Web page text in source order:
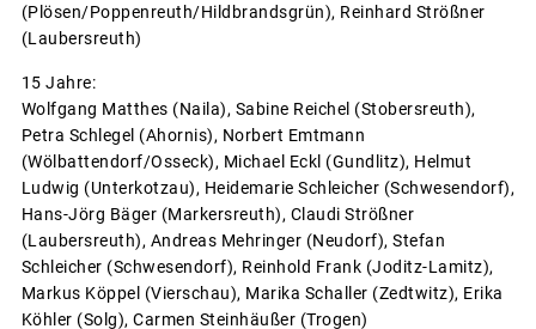
(Plösen/Poppenreuth/Hildbrandsgrün), Reinhard Strößner
(Laubersreuth)
15 Jahre:
Wolfgang Matthes (Naila), Sabine Reichel (Stobersreuth),
Petra Schlegel (Ahornis), Norbert Emtmann
(Wölbattendorf/Osseck), Michael Eckl (Gundlitz), Helmut
Ludwig (Unterkotzau), Heidemarie Schleicher (Schwesendorf),
Hans-Jörg Bäger (Markersreuth), Claudi Strößner
(Laubersreuth), Andreas Mehringer (Neudorf), Stefan
Schleicher (Schwesendorf), Reinhold Frank (Joditz-Lamitz),
Markus Köppel (Vierschau), Marika Schaller (Zedtwitz), Erika
Köhler (Solg), Carmen Steinhäußer (Trogen)